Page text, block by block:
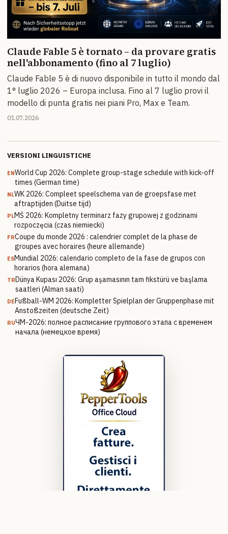
Claude Fable 5 è tornato – da provare gratis
nell'abbonamento (fino al 7 luglio)
Claude Fable 5 è di nuovo disponibile in tutto il mondo dal
1° luglio 2026 – Europa inclusa. Fino al 7 luglio provi il
modello di punta gratis nei piani Pro, Max e Team.
01.07.2026
VERSIONI LINGUISTICHE
ENWorld Cup 2026: Complete group-stage schedule with kick-off
times (German time)
NLWK 2026: Compleet speelschema van de groepsfase met
aftraptijden (Duitse tijd)
PLMŚ 2026: Kompletny terminarz fazy grupowej z godzinami
rozpoczęcia (czas niemiecki)
FRCoupe du monde 2026 : calendrier complet de la phase de
groupes avec horaires (heure allemande)
ESMundial 2026: calendario completo de la fase de grupos con
horarios (hora alemana)
TR Dünya Kupası 2026: Grup aşamasının tam fikstürü ve başlama
saatleri (Alman saati)
DE Fußball-WM 2026: Kompletter Spielplan der Gruppenphase mit
Anstoßzeiten (deutsche Zeit)
RUЧМ-2026: полное расписание группового этапа с временем
начала (немецкое время)